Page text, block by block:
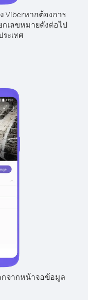
Viberหากต้องการ
กเลขหมายดังต่อไป
ระเทศ
กจากหน้าจอข้อมูล